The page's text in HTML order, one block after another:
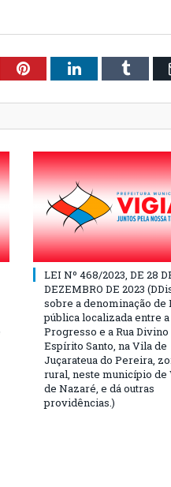
PinterestLinkedIn
LEI Nº 468/2023, DE 28
DEZEMBRO DE 2023
sobre a denominação de
pública localizada entre a
Progresso e a Rua Divino
Espírito Santo, na Vila de
Juçarateua do Pereira,
rural, neste município de
de Nazaré, e dá outras
providências.)